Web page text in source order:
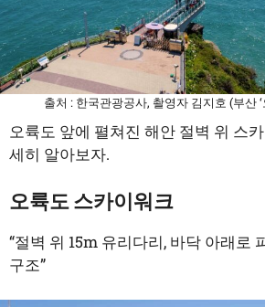
출처 : 한국관광공사, 촬영자 김지호 (부산
오륙도 앞에 펼쳐진 해안 절벽 위 스
세히 알아보자.
오륙도 스카이워크
“절벽 위 15m 유리다리, 바닥 아래로
구조”